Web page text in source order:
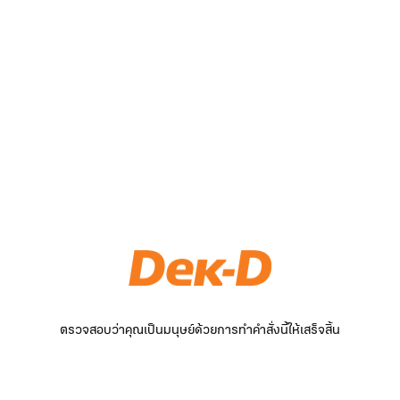
ตรวจสอบว่าคุณเป็นมนุษย์ด้วยการทำคำสั่งนี้ให้เสร็จสิ้น